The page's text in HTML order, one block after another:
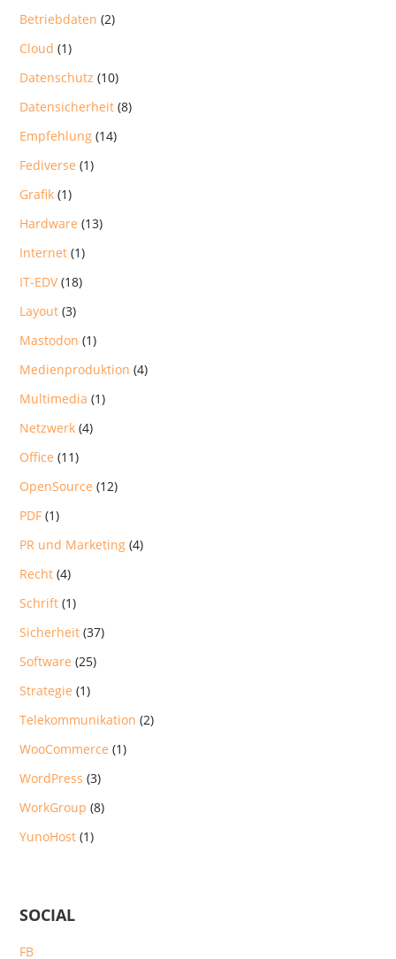
Betriebdaten (2)
Cloud (1)
Datenschutz (10)
Datensicherheit (8)
Empfehlung (14)
Fediverse (1)
Grafik (1)
Hardware (13)
Internet (1)
IT-EDV(18)
Layout (3)
Mastodon (1)
Medienproduktion (4)
Multimedia (1)
Netzwerk (4)
Office (11)
OpenSource (12)
PDF (1)
PR und Marketing (4)
Recht (4)
Schrift (1)
Sicherheit (37)
Software (25)
Strategie (1)
Telekommunikation (2)
WooCommerce (1)
WordPress (3)
WorkGroup (8)
YunoHost (1)
SOCIAL
FB